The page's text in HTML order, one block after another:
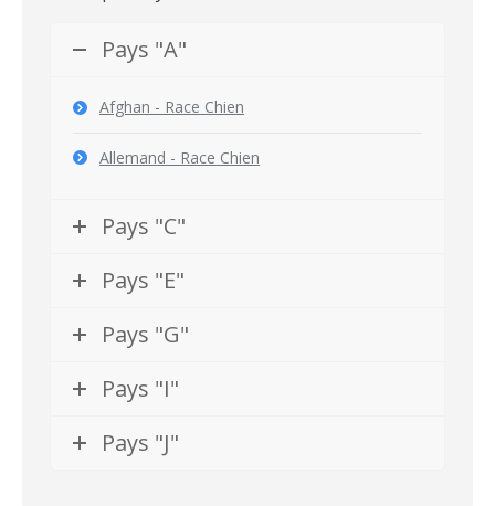
Pays "A"
Afghan - Race Chien
Allemand - Race Chien
Pays "C"
Pays "E"
Pays "G"
Pays "I"
Pays "J"